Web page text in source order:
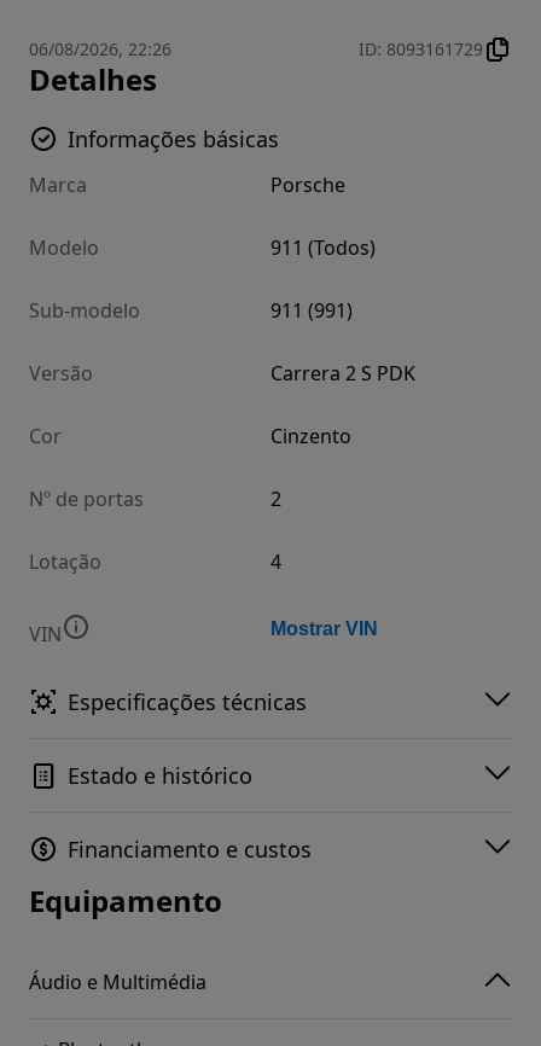
06/08/2026, 22:26 ID: 8093161729
Detalhes
Informações básicas
Marca Porsche
Modelo 911 (Todos)
Sub-modelo 911 (991)
Versão Carrera 2 S PDK
Cor Cinzento
Nº de portas 2
Lotação 4
VIN Mostrar VIN
Especificações técnicas
Estado e histórico
Financiamento e custos
Equipamento
Áudio e Multimédia